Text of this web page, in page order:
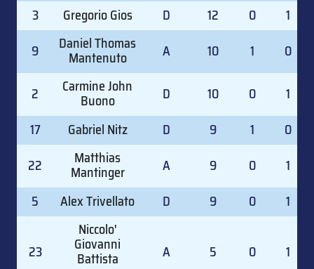
3
Gregorio Gios D 12 0
1
9
Daniel Thomas
Mantenuto A 10 1 0
2 Carmine John
Buono D 10 0
1
17
Gabriel Nitz D 9 1
0
22
Matthias
Mantinger A 9 0
1
5
Alex Trivellato D 9 0 1
23
Niccolo'
Giovanni
Battista A 5 0 1